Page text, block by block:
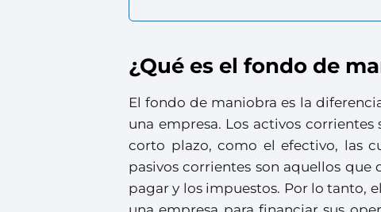
¿Qué es el fondo de
El fondo de maniobra es la
una empresa. Los activos
corto plazo, como el efectivo, las
pasivos corrientes son aquellos
pagar y los impuestos. Por lo tanto,